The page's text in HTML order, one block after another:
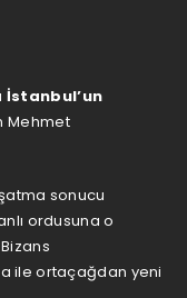
İstanbul’un
Mehmet
sonucu
ordusuna o
ile ortaçağdan yeni